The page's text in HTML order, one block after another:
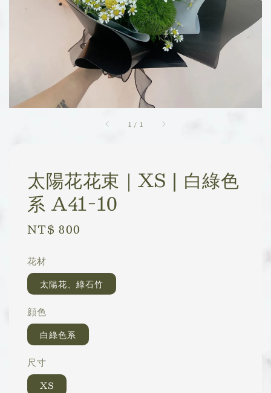
1 / 1
太陽花花束｜XS | 白綠色
系 A41-10
Regular
NT$ 800
花材
太陽花、綠石竹
顔色
白綠色系
尺寸
XS